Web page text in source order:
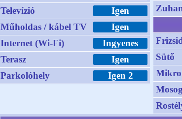
Televízió
Igen
Műholdas / kábel TV
Igen
Internet (Wi-Fi)
Ingyenes
Terasz
Igen
Parkolóhely
Igen 2
Sütő